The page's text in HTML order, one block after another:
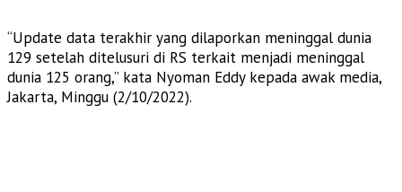
“Update data terakhir yang dilaporkan meninggal dunia
129 setelah ditelusuri di RS terkait menjadi meninggal
dunia 125 orang,” kata Nyoman Eddy kepada awak media,
Jakarta, Minggu (2/10/2022).